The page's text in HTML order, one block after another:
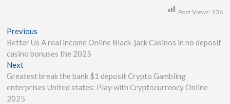
Post Views: 236
Previous
Better Us A real income Online Black-jack Casinos in no deposit
casino bonuses the 2025
Next
Greatest break the bank $1 deposit Crypto Gambling
enterprises United states: Play with Cryptocurrency Online
2025